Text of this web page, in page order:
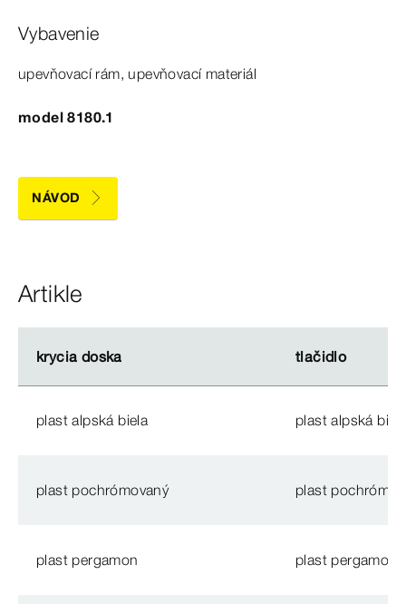
Vybavenie
upevňovací rám, upevňovací materiál
model 8180.1
NÁVOD
Artikle
krycia doska tlačidlo
krycia doska tlačidlo
plast alpská biela plast alpská
plast pochrómovaný plast
plast pergamon plast pergamon